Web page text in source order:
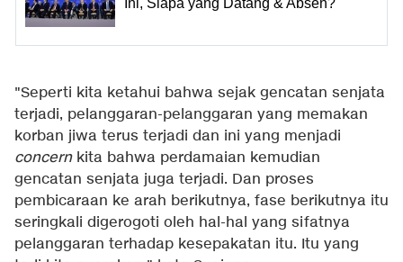
Ini, Siapa yang Datang & Absen?
"Seperti kita ketahui bahwa sejak gencatan senjata
terjadi, pelanggaran-pelanggaran yang memakan
korban jiwa terus terjadi dan ini yang menjadi
concernkita bahwa perdamaian kemudian
gencatan senjata juga terjadi. Dan proses
pembicaraan ke arah berikutnya, fase berikutnya itu
seringkali digerogoti oleh hal-hal yang sifatnya
pelanggaran terhadap kesepakatan itu. Itu yang